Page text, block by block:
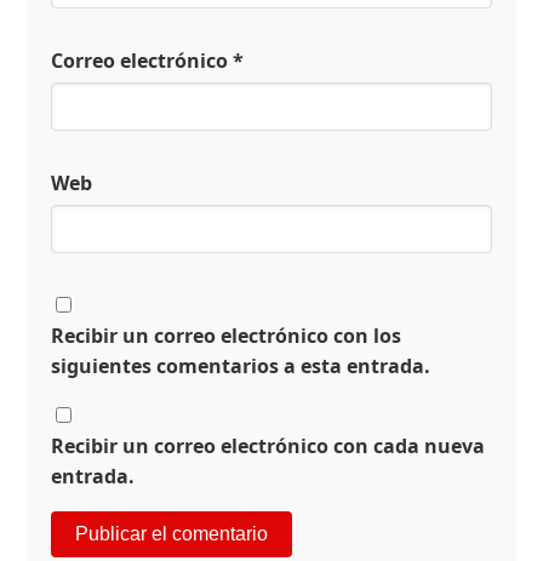
Correo electrónico*
Web
Recibir un correo electrónico con los
siguientes comentarios a esta entrada.
Recibir un correo electrónico con cada nueva
entrada.